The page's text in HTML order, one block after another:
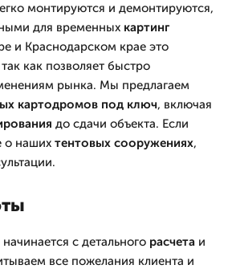
монтируются и демонтируются,
для временных картинг
и Краснодарском крае это
как позволяет быстро
рынка. Мы предлагаем
картодромов под ключ, включая
до сдачи объекта. Если
о наших тентовых сооружениях,
с детального расчета и
все пожелания клиента и